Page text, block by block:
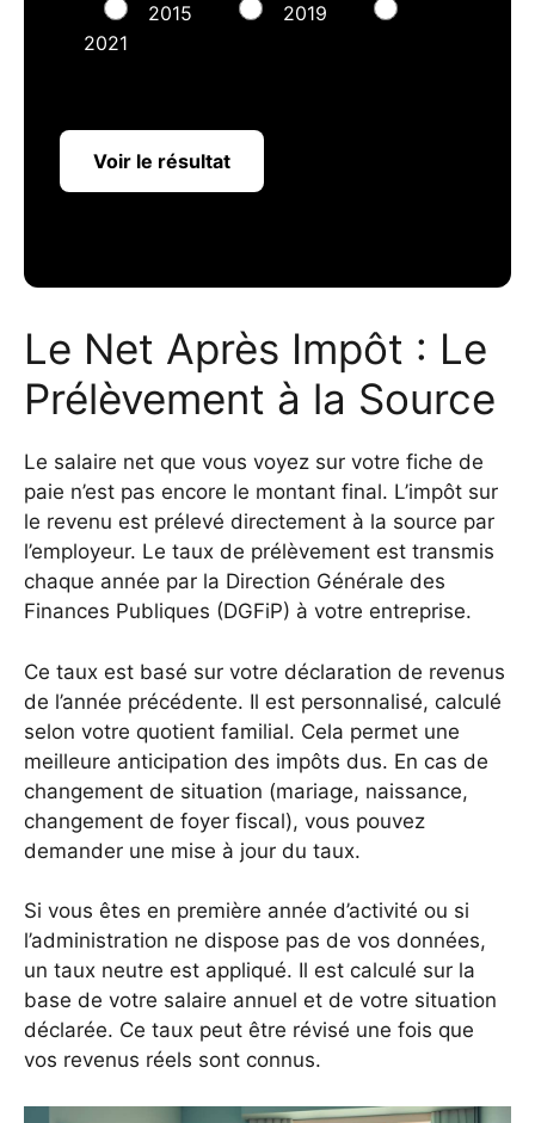
2015
2019
2021
Voir le résultat
Le Net Après Impôt : Le
Prélèvement à la Source
Le salaire net que vous voyez sur votre fiche de
paie n’est pas encore le montant final. L’impôt sur
le revenu est prélevé directement à la source par
l’employeur. Le taux de prélèvement est transmis
chaque année par la Direction Générale des
Finances Publiques (DGFiP) à votre entreprise.
Ce taux est basé sur votre déclaration de revenus
de l’année précédente. Il est personnalisé, calculé
selon votre quotient familial. Cela permet une
meilleure anticipation des impôts dus. En cas de
changement de situation (mariage, naissance,
changement de foyer fiscal), vous pouvez
demander une mise à jour du taux.
Si vous êtes en première année d’activité ou si
l’administration ne dispose pas de vos données,
un taux neutre est appliqué. Il est calculé sur la
base de votre salaire annuel et de votre situation
déclarée. Ce taux peut être révisé une fois que
vos revenus réels sont connus.